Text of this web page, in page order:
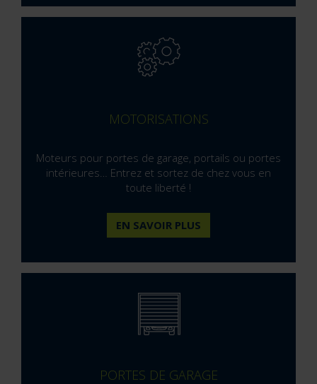
MOTORISATIONS
Moteurs pour portes de garage, portails ou portes
intérieures… Entrez et sortez de chez vous en
toute liberté !
EN SAVOIR PLUS
PORTES DE GARAGE